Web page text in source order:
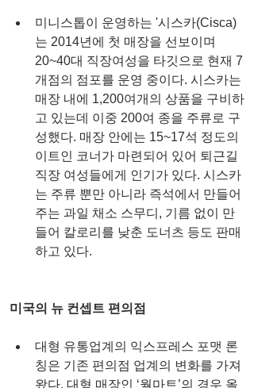
미니스톱이 운영하는 '시스카(Cisca)
는 2014년에 첫 매장을 선보이며
20~40대 직장여성을 타깃으로 현재 7
개점의 점포를 운영 중이다. 시스카는
매장 내에 1,200여개의 상품을 구비하
고 있는데 이중 200여 종을 주류로 구
성했다. 매장 안에는 15~17석 정도의
이트인 코너가 마련되어 있어 퇴근길
직장 여성들에게 인기가 있다. 시스카
는 주류 뿐만 아니라 즉석에서 만들어
주는 과일 채소 스무디, 기름 없이 만
들어 칼로리를 낮춘 도너츠 등도 판매
하고 있다.
미국의 뉴 컨셉트 편의점
대형 유통업계의 익스프레스 포맷 론
칭은 기존 편의점 업계의 변화를 가져
왔다. 대형 매장인 ‘월마트’의 경우 올